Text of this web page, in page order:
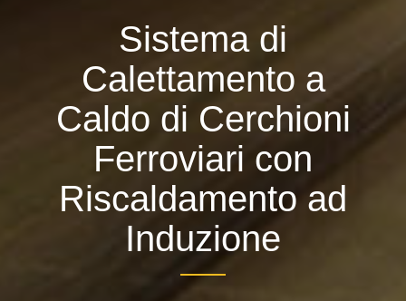
Sistema di
Calettamento a
Caldo di Cerchioni
Ferroviari con
Riscaldamento ad
Induzione